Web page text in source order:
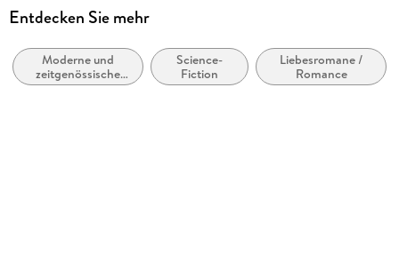
Autor/Autorin
Verlag/Hersteller
via tolino media
Entdecken Sie mehr
Moderne und
zeitgenössische
Belletristik:
Science-
Fiction
Liebesromane /
Romance